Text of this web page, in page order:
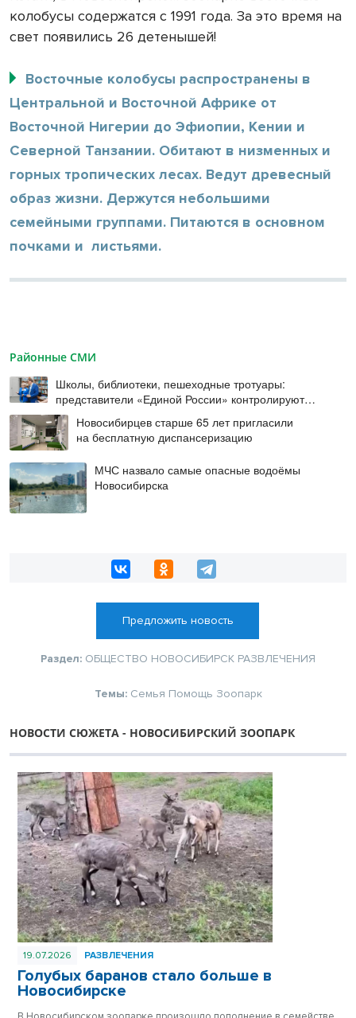
колобусы содержатся с 1991 года. За это время на
свет появились 26 детенышей!
Восточные колобусы распространены в
Центральной и Восточной Африке от
Восточной Нигерии до Эфиопии, Кении и
Северной Танзании. Обитают в низменных и
горных тропических лесах. Ведут древесный
образ жизни. Держутся небольшими
семейными группами. Питаются в основном
почками и листьями.
Районные СМИ
Школы, библиотеки, пешеходные тротуары:
представители «Единой России» контролируют
работы на социальных объектах
Новосибирцев старше 65 лет пригласили
на бесплатную диспансеризацию
МЧС назвало самые опасные водоёмы
Новосибирска
Предложить новость
Раздел: ОБЩЕСТВО НОВОСИБИРСК РАЗВЛЕЧЕНИЯ
Темы: Семья Помощь Зоопарк
НОВОСТИ СЮЖЕТА - НОВОСИБИРСКИЙ ЗООПАРК
19.07.2026 РАЗВЛЕЧЕНИЯ
Голубых баранов стало больше в
Новосибирске